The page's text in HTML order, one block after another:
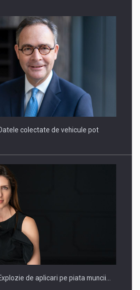
DIN MEDIUL DE AFACERI, ACADEMIC
2026, fueled by benzinariile RO…
colectate de vehicule pot
de aplicari pe piata muncii…